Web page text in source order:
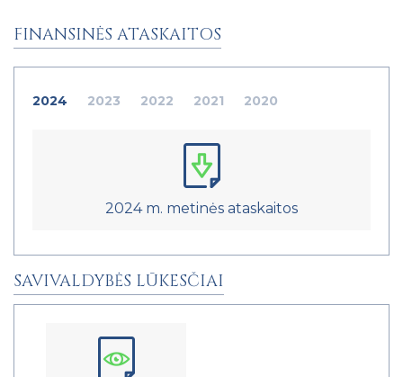
FINANSINĖS ATASKAITOS
2024 2023 2022 2021 2020
2024 m. metinės ataskaitos
SAVIVALDYBĖS LŪKESČIAI